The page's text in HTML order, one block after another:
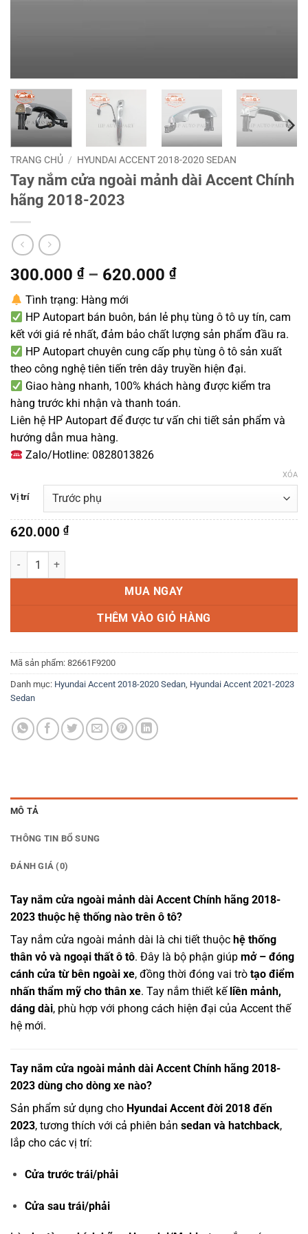
TRANG CHỦ / HYUNDAI ACCENT 2018-2020 SEDAN
Tay nắm cửa ngoài mảnh dài Accent Chính
hãng 2018-2023
300.000 ₫– 620.000 ₫
Tình trạng: Hàng mới
HP Autopart bán buôn, bán lẻ phụ tùng ô tô uy tín, cam
kết với giá rẻ nhất, đảm bảo chất lượng sản phẩm đầu ra.
HP Autopart chuyên cung cấp phụ tùng ô tô sản xuất
theo công nghệ tiên tiến trên dây truyền hiện đại.
Giao hàng nhanh, 100% khách hàng được kiểm tra
hàng trước khi nhận và thanh toán.
Liên hệ HP Autopart để được tư vấn chi tiết sản phẩm và
hướng dẫn mua hàng.
Zalo/Hotline: 0828013826
Vị trí
XÓA
620.000 ₫
Tay nắm cửa ngoài mảnh dài Accent Chính hãng 2018-2023 số lượng
MUA NGAY
THÊM VÀO GIỎ HÀNG
Mã sản phẩm: 82661F9200
Danh mục: Hyundai Accent 2018-2020 Sedan, Hyundai Accent 2021-2023
Sedan
MÔ TẢ
THÔNG TIN BỔ SUNG
ĐÁNH GIÁ (0)
Tay nắm cửa ngoài mảnh dài Accent Chính hãng 2018-
2023 thuộc hệ thống nào trên ô tô?
Tay nắm cửa ngoài mảnh dài là chi tiết thuộc hệ thống
thân vỏ và ngoại thất ô tô. Đây là bộ phận giúp mở – đóng
cánh cửa từ bên ngoài xe, đồng thời đóng vai trò tạo điểm
nhấn thẩm mỹ cho thân xe. Tay nắm thiết kế liền mảnh,
dáng dài, phù hợp với phong cách hiện đại của Accent thế
hệ mới.
Tay nắm cửa ngoài mảnh dài Accent Chính hãng 2018-
2023 dùng cho dòng xe nào?
Sản phẩm sử dụng cho Hyundai Accent đời 2018 đến
2023, tương thích với cả phiên bản sedan và hatchback,
lắp cho các vị trí:
Cửa trước trái/phải
Cửa sau trái/phải